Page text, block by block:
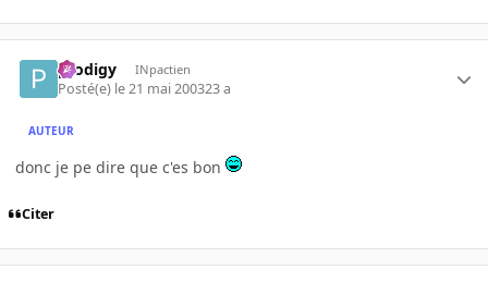
prodigy INpactien
Posté(e) le 21 mai 200323 a
AUTEUR
donc je pe dire que c'es bon
Citer